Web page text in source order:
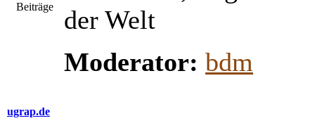
der Welt
Moderator: bdm
ugrap.de